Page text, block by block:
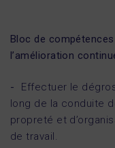
Bloc de
l’amélioration
Effectuer le
long de la conduite
propreté et
de travail.